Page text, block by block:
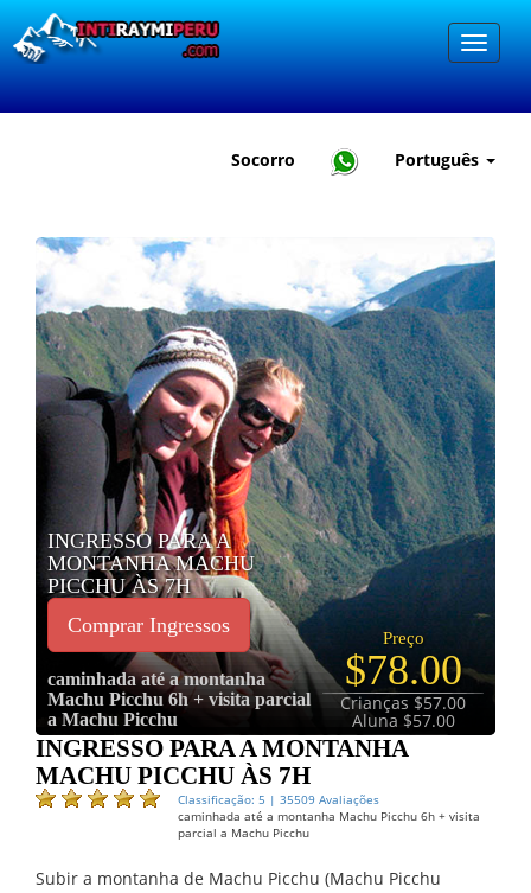
Socorro Português
INGRESSO PARA A
MONTANHA MACHU
PICCHU ÀS 7H
Comprar Ingressos
caminhada até a montanha
Machu Picchu 6h + visita parcial
a Machu Picchu
Preço
$78.00
Crianças $57.00
Aluna $57.00
INGRESSO PARA A MONTANHA
MACHU PICCHU ÀS 7H
Classificação: 5 | 35509 Avaliações
caminhada até a montanha Machu Picchu 6h + visita
parcial a Machu Picchu
Subir a montanha de Machu Picchu (Machu Picchu